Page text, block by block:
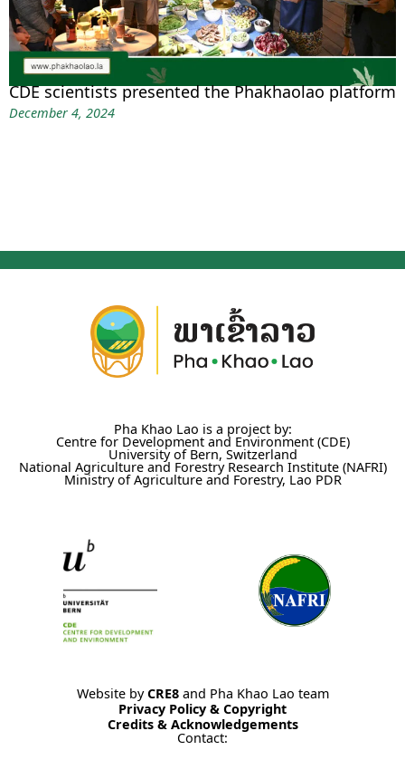
CDE scientists presented the Phakhaolao platform
December 4, 2024
Pha Khao Lao is a project by:
Centre for Development and Environment (CDE)
University of Bern, Switzerland
National Agriculture and Forestry Research Institute (NAFRI)
Ministry of Agriculture and Forestry, Lao PDR
Website byCRE8and Pha Khao Lao team
Privacy Policy & Copyright
Credits & Acknowledgements
Contact: